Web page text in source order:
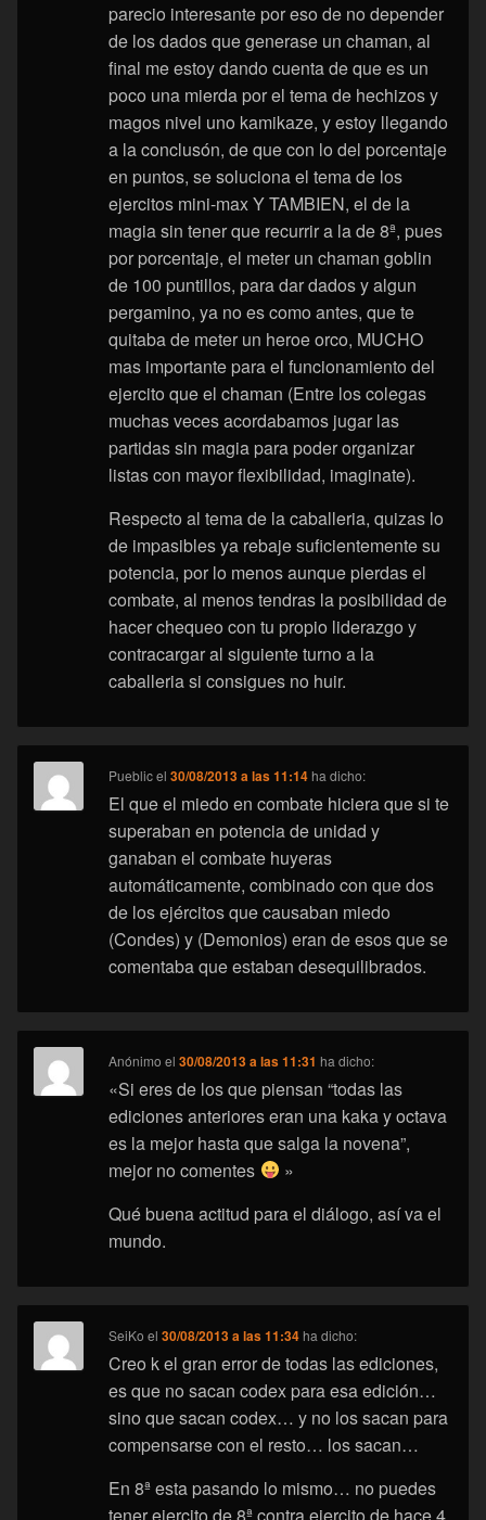
parecio interesante por eso de no depender
de los dados que generase un chaman, al
final me estoy dando cuenta de que es un
poco una mierda por el tema de hechizos y
magos nivel uno kamikaze, y estoy llegando
a la conclusón, de que con lo del porcentaje
en puntos, se soluciona el tema de los
ejercitos mini-max Y TAMBIEN, el de la
magia sin tener que recurrir a la de 8ª, pues
por porcentaje, el meter un chaman goblin
de 100 puntillos, para dar dados y algun
pergamino, ya no es como antes, que te
quitaba de meter un heroe orco, MUCHO
mas importante para el funcionamiento del
ejercito que el chaman (Entre los colegas
muchas veces acordabamos jugar las
partidas sin magia para poder organizar
listas con mayor flexibilidad, imaginate).
Respecto al tema de la caballeria, quizas lo
de impasibles ya rebaje suficientemente su
potencia, por lo menos aunque pierdas el
combate, al menos tendras la posibilidad de
hacer chequeo con tu propio liderazgo y
contracargar al siguiente turno a la
caballeria si consigues no huir.
Pueblicel30/08/2013 a las 11:14 ha dicho:
El que el miedo en combate hiciera que si te
superaban en potencia de unidad y
ganaban el combate huyeras
automáticamente, combinado con que dos
de los ejércitos que causaban miedo
(Condes) y (Demonios) eran de esos que se
comentaba que estaban desequilibrados.
Anónimo el30/08/2013 a las 11:31 ha dicho:
«Si eres de los que piensan “todas las
ediciones anteriores eran una kaka y octava
es la mejor hasta que salga la novena”,
mejor no comentes
»
Qué buena actitud para el diálogo, así va el
mundo.
SeiKo el30/08/2013 a las 11:34 ha dicho:
Creo k el gran error de todas las ediciones,
es que no sacan codex para esa edición…
sino que sacan codex… y no los sacan para
compensarse con el resto… los sacan…
En 8ª esta pasando lo mismo… no puedes
tener ejercito de 8ª contra ejercito de hace 4